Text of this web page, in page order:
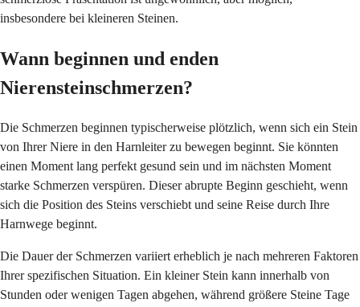
insbesondere bei kleineren Steinen.
Wann beginnen und enden
Nierensteinschmerzen?
Die Schmerzen beginnen typischerweise plötzlich, wenn sich ein Stein
von Ihrer Niere in den Harnleiter zu bewegen beginnt. Sie könnten
einen Moment lang perfekt gesund sein und im nächsten Moment
starke Schmerzen verspüren. Dieser abrupte Beginn geschieht, wenn
sich die Position des Steins verschiebt und seine Reise durch Ihre
Harnwege beginnt.
Die Dauer der Schmerzen variiert erheblich je nach mehreren Faktoren
Ihrer spezifischen Situation. Ein kleiner Stein kann innerhalb von
Stunden oder wenigen Tagen abgehen, während größere Steine Tage